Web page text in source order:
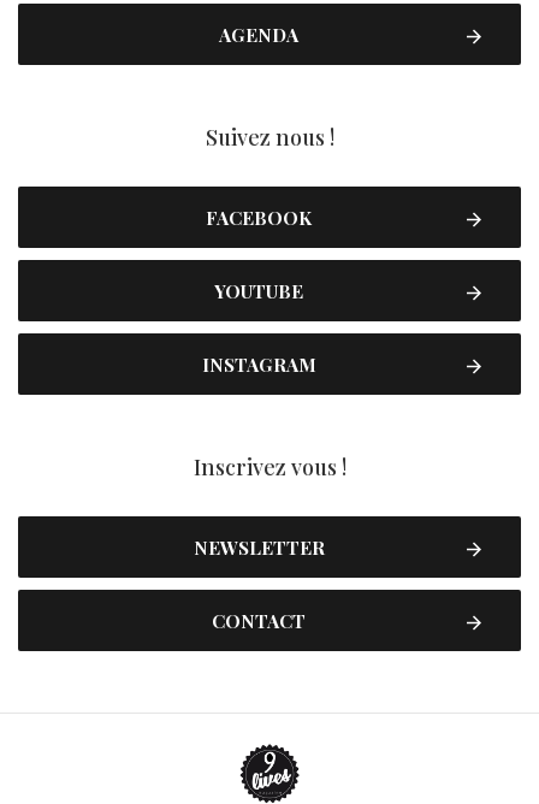
AGENDA
Suivez nous !
FACEBOOK
YOUTUBE
INSTAGRAM
Inscrivez vous !
NEWSLETTER
CONTACT